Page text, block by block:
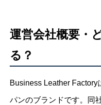
運営会社概要・
る？
Business Leather
パンのブランドです。同